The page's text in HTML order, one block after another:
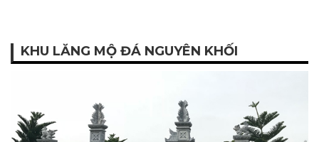
KHU LĂNG MỘ ĐÁ NGUYÊN KHỐI